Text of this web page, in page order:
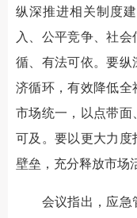
纵深推进相关制度
入、公平竞争、社
循、有法可依。要纵
济循环，有效降低全
市场统一，以点带面
可及。要以更大力度
壁垒，充分释放市场
会议指出，应急管